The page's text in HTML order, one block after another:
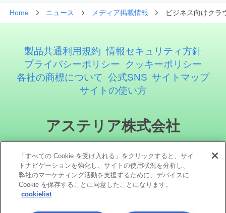
Home ニュース メディア掲載情報 ビジネス向けクラ
製品共通利用規約 情報セキュリティ方針
プライバシーポリシー
クッキーポリシー
各社の商標について 公式SNS サイトマップ
サイトの使い方
アステリア株式会社
「すべての Cookie を受け入れる」をクリックすると、サイ
トナビゲーションを強化し、サイトの使用状況を分析し、
弊社のマーケティング活動を支援するために、デバイスに
Cookie を保存することに同意したことになります。
cookielist